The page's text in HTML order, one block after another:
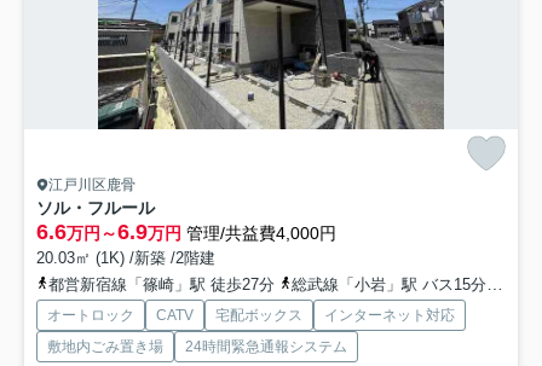
江戸川区鹿骨
ソル・フルール
6.6万円～6.9万円 管理/共益費4,000円
20.03㎡ (1K) /新築 /2階建
都営新宿線「篠崎」駅 徒歩27分
総武線「小岩」駅 バス15分 京成バス「鹿骨五丁目〔第二南小岩〕」 停歩4分
オートロック CATV 宅配ボックス
インターネット対応
敷地内ごみ置き場
24時間緊急通報システム